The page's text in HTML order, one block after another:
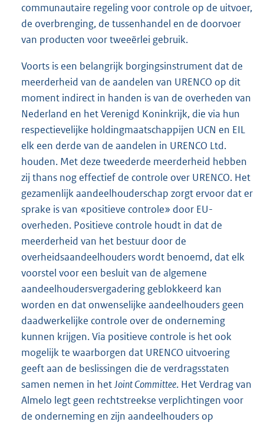
communautaire regeling voor controle op de uitvoer,
de overbrenging, de tussenhandel en de doorvoer
van producten voor tweeërlei gebruik.
Voorts is een belangrijk borgingsinstrument dat de
meerderheid van de aandelen van URENCO op dit
moment indirect in handen is van de overheden van
Nederland en het Verenigd Koninkrijk, die via hun
respectievelijke holdingmaatschappijen UCN en EIL
elk een derde van de aandelen in URENCO Ltd.
houden. Met deze tweederde meerderheid hebben
zij thans nog effectief de controle over URENCO. Het
gezamenlijk aandeelhouderschap zorgt ervoor dat er
sprake is van «positieve controle» door EU-
overheden. Positieve controle houdt in dat de
meerderheid van het bestuur door de
overheidsaandeelhouders wordt benoemd, dat elk
voorstel voor een besluit van de algemene
aandeelhoudersvergadering geblokkeerd kan
worden en dat onwenselijke aandeelhouders geen
daadwerkelijke controle over de onderneming
kunnen krijgen. Via positieve controle is het ook
mogelijk te waarborgen dat URENCO uitvoering
geeft aan de beslissingen die de verdragsstaten
samen nemen in hetJoint Committee. Het Verdrag van
Almelo legt geen rechtstreekse verplichtingen voor
de onderneming en zijn aandeelhouders op